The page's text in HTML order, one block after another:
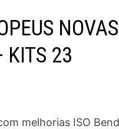
NOVAS
KITS 23
melhorias ISO